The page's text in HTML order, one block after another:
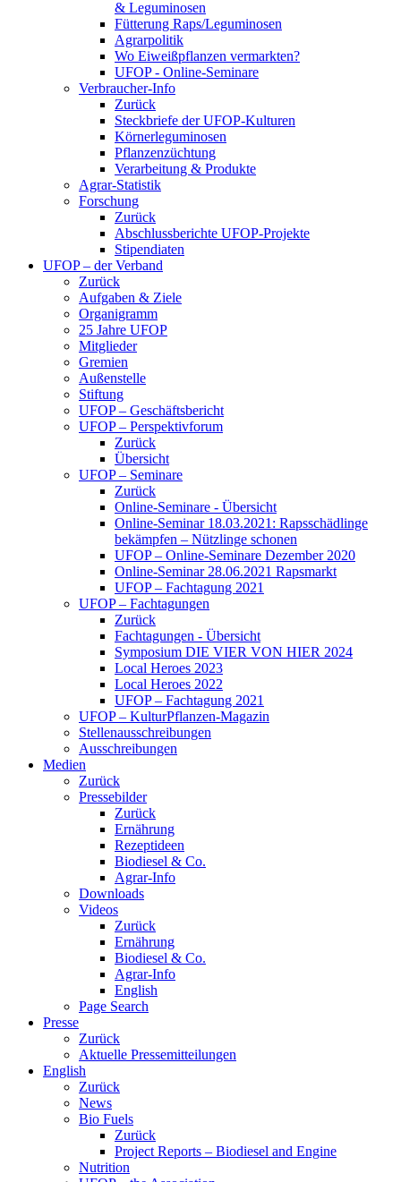
& Leguminosen
Fütterung Raps/Leguminosen
Agrarpolitik
Wo Eiweißpflanzen vermarkten?
UFOP - Online-Seminare
Verbraucher-Info
Zurück
Steckbriefe der UFOP-Kulturen
Körnerleguminosen
Pflanzenzüchtung
Verarbeitung & Produkte
Agrar-Statistik
Forschung
Zurück
Abschlussberichte UFOP-Projekte
Stipendiaten
UFOP – der Verband
Zurück
Aufgaben & Ziele
Organigramm
25 Jahre UFOP
Mitglieder
Gremien
Außenstelle
Stiftung
UFOP – Geschäftsbericht
UFOP – Perspektivforum
Zurück
Übersicht
UFOP – Seminare
Zurück
Online-Seminare - Übersicht
Online-Seminar 18.03.2021: Rapsschädlinge
bekämpfen – Nützlinge schonen
UFOP – Online-Seminare Dezember 2020
Online-Seminar 28.06.2021 Rapsmarkt
UFOP – Fachtagung 2021
UFOP – Fachtagungen
Zurück
Fachtagungen - Übersicht
Symposium DIE VIER VON HIER 2024
Local Heroes 2023
Local Heroes 2022
UFOP – Fachtagung 2021
UFOP – KulturPflanzen-Magazin
Stellenausschreibungen
Ausschreibungen
Medien
Zurück
Pressebilder
Zurück
Ernährung
Rezeptideen
Biodiesel & Co.
Agrar-Info
Downloads
Videos
Zurück
Ernährung
Biodiesel & Co.
Agrar-Info
English
Page Search
Presse
Zurück
Aktuelle Pressemitteilungen
English
Zurück
News
Bio Fuels
Zurück
Project Reports – Biodiesel and Engine
Nutrition